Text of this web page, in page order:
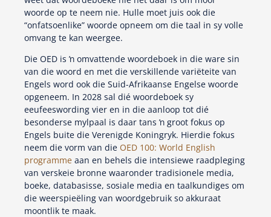
woorde op te neem nie. Hulle moet juis ook die
“onfatsoenlike” woorde opneem om die taal in sy volle
omvang te kan weergee.
Die OED is ŉ omvattende woordeboek in die ware sin
van die woord en met die verskillende variëteite van
Engels word ook die Suid-Afrikaanse Engelse woorde
opgeneem. In 2028 sal dié woordeboek sy
eeufeeswording vier en in die aanloop tot dié
besonderse mylpaal is daar tans ŉ groot fokus op
Engels buite die Verenigde Koningryk. Hierdie fokus
neem die vorm van die OED 100: World English
programme aan en behels die intensiewe raadpleging
van verskeie bronne waaronder tradisionele media,
boeke, databasisse, sosiale media en taalkundiges om
die weerspieëling van woordgebruik so akkuraat
moontlik te maak.